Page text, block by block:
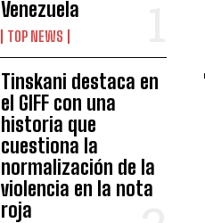
Venezuela
TOP NEWS
Tinskani destaca en
el GIFF con una
historia que
cuestiona la
normalización de la
violencia en la nota
roja